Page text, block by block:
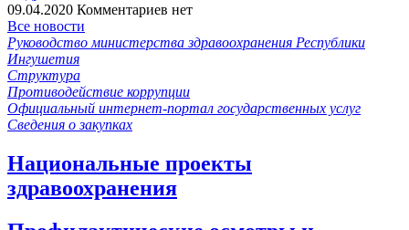
09.04.2020 Комментариев нет
Все новости
Руководство министерства здравоохранения Республики
Ингушетия
Структура
Противодействие коррупции
Официальный интернет-портал государственных услуг
Сведения о закупках
Национальные проекты
здравоохранения